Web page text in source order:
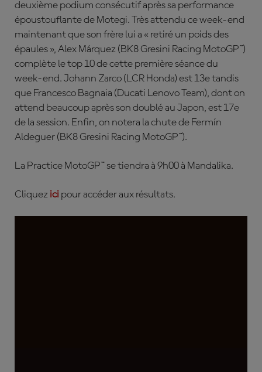
deuxième podium consécutif après sa performance
époustouflante de Motegi. Très attendu ce week-end
maintenant que son frère lui a « retiré un poids des
épaules », Alex Márquez (BK8 Gresini Racing MotoGP™)
complète le top 10 de cette première séance du
week-end. Johann Zarco (LCR Honda) est 13e tandis
que Francesco Bagnaia (Ducati Lenovo Team), dont on
attend beaucoup après son doublé au Japon, est 17e
de la session. Enfin, on notera la chute de Fermín
Aldeguer (BK8 Gresini Racing MotoGP™).
La Practice MotoGP™ se tiendra à 9h00 à Mandalika.
Cliquez ici pour accéder aux résultats.